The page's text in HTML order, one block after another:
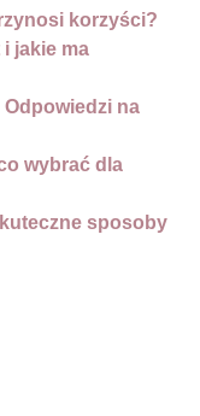
korzyści?
jakie ma
Odpowiedzi na
wybrać dla
sposoby